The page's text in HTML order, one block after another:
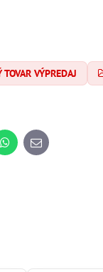
VÝPREDAJ
WhatsApp
E-
mail